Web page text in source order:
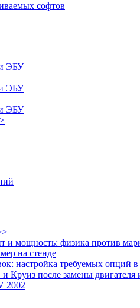
софтов
ЭБУ
ЭБУ
ЭБУ
и мощность: физика против
на стенде
настройка требуемых опций в
Круиз после замены двигателя
2002